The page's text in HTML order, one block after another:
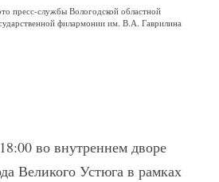
пресс-службы Вологодской областной
филармонии им. В.А. Гаврилина
во внутреннем дворе
Великого Устюга в рамках